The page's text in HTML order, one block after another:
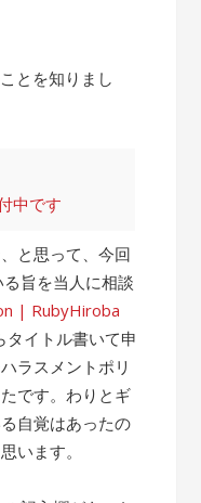
とを知りまし
中です
と思って、今回
旨を当人に相談
| RubyHiroba
タイトル書いて申
ラスメントポリ
です。わりとギ
自覚はあったの
います。